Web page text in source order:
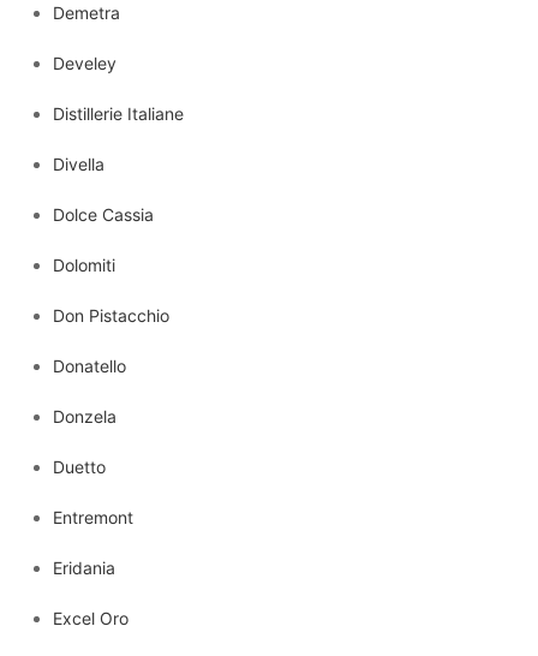
Demetra
Develey
Distillerie Italiane
Divella
Dolce Cassia
Dolomiti
Don Pistacchio
Donatello
Donzela
Duetto
Entremont
Eridania
Excel Oro